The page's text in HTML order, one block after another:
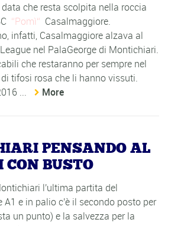
che resta scolpita nella roccia
Pomì
Casalmaggiore.
infatti, Casalmaggiore alzava al
nel PalaGeorge di Montichiari.
che restaranno per sempre nel
tifosi rosa che li hanno vissuti.
...
More
PENSANDO AL
CON BUSTO
l'ultima partita del
A1 e in palio c'è il secondo posto per
un punto) e la salvezza per la